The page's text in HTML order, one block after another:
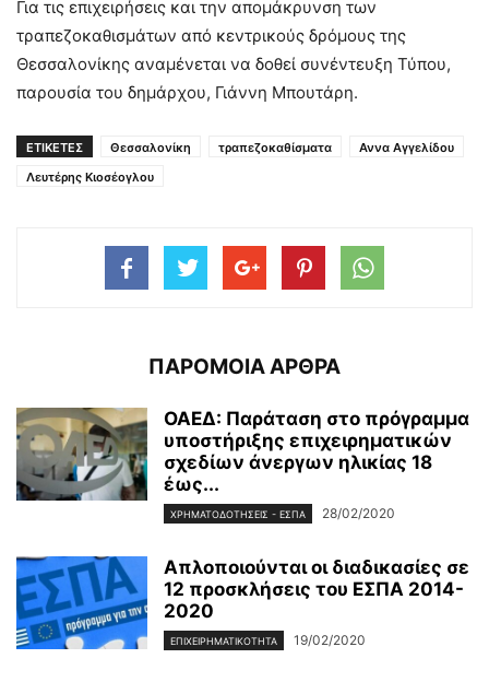
Για τις επιχειρήσεις και την απομάκρυνση των
τραπεζοκαθισμάτων από κεντρικούς δρόμους της
Θεσσαλονίκης αναμένεται να δοθεί συνέντευξη Τύπου,
παρουσία του δημάρχου, Γιάννη Μπουτάρη.
ΕΤΙΚΕΤΕΣ Θεσσαλονίκη τραπεζοκαθίσματα
Αννα Αγγελίδου
Λευτέρης Κιοσέογλου
ΠΑΡΟΜΟΙΑ ΑΡΘΡΑ
ΟΑΕΔ: Παράταση στο πρόγραμμα
υποστήριξης επιχειρηματικών
σχεδίων άνεργων ηλικίας 18
έως...
ΧΡΗΜΑΤΟΔΟΤΉΣΕΙΣ - ΕΣΠΑ 28/02/2020
Απλοποιούνται οι διαδικασίες σε
12 προσκλήσεις του ΕΣΠΑ 2014-
2020
ΕΠΙΧΕΙΡΗΜΑΤΙΚΌΤΗΤΑ 19/02/2020